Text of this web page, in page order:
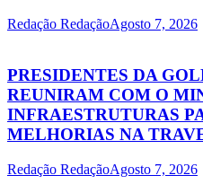
Redação RedaçãoAgosto 7, 2026
PRESIDENTES DA
REUNIRAM COM O
INFRAESTRUTURAS
MELHORIAS NA
Redação RedaçãoAgosto 7, 2026